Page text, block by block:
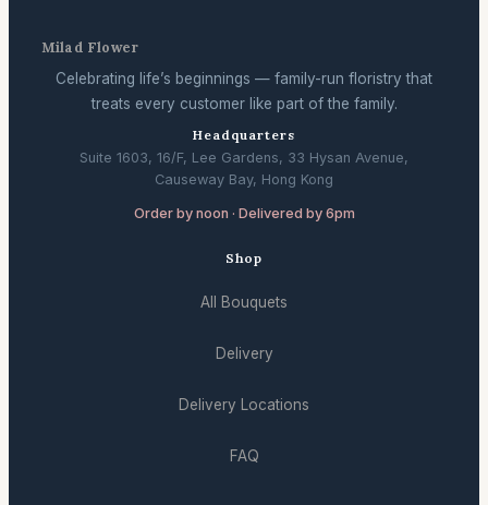
Milad Flower
Celebrating life’s beginnings — family-run floristry that
treats every customer like part of the family.
Headquarters
Suite 1603, 16/F, Lee Gardens, 33 Hysan Avenue,
Causeway Bay, Hong Kong
Order by noon · Delivered by 6pm
Shop
All Bouquets
Delivery
Delivery Locations
FAQ